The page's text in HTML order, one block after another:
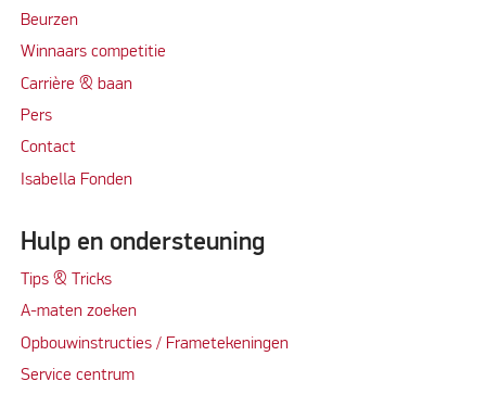
Beurzen
Winnaars competitie
Carrière & baan
Pers
Contact
Isabella Fonden
Hulp en ondersteuning
Tips & Tricks
A-maten zoeken
Opbouwinstructies / Frametekeningen
Service centrum